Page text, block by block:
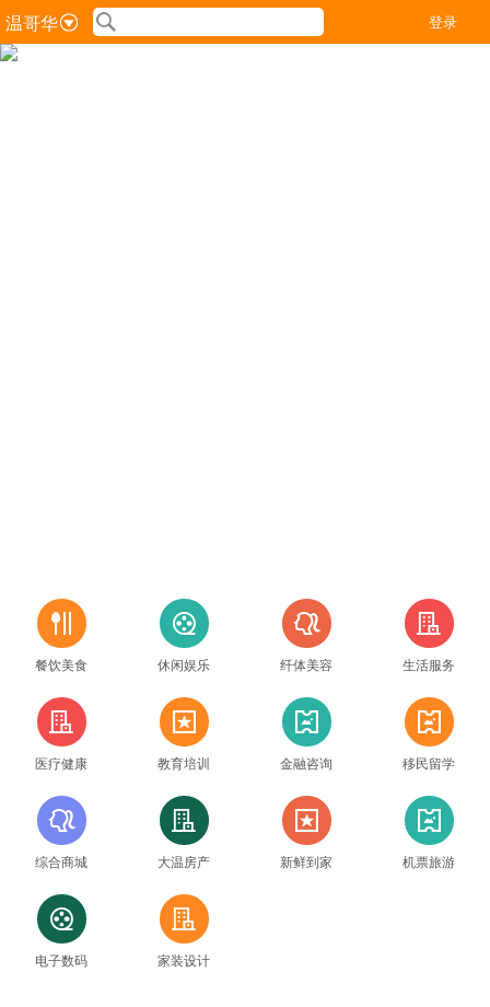
温哥华 登录
吃
餐饮美食
看
休闲娱乐
美
纤体美容
住
生活服务
住
医疗健康
新
教育培训
票
金融咨询
票
移民留学
美
综合商城
住
大温房产
新
新鲜到家
票
机票旅游
看
电子数码
住
家装设计